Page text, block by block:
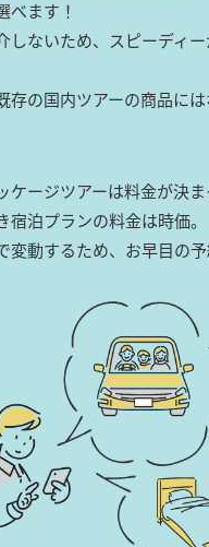
べます！
しないため、スピーディ
存の国内ツアーの商品に
ケージツアーは料金が決ま
宿泊プランの料金は時価。
変動するため、お早目の予